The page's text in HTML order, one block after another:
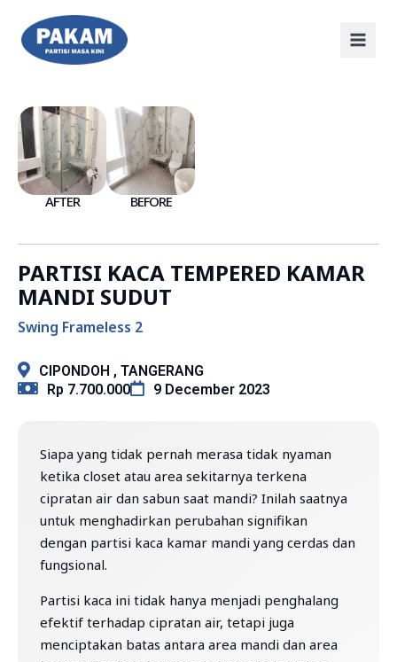
AFTER BEFORE
PARTISI KACA TEMPERED KAMAR
MANDI SUDUT
Swing Frameless 2
CIPONDOH , TANGERANG
Rp 7.700.000
9 December 2023
Siapa yang tidak pernah merasa tidak nyaman
ketika closet atau area sekitarnya terkena
cipratan air dan sabun saat mandi? Inilah saatnya
untuk menghadirkan perubahan signifikan
dengan partisi kaca kamar mandi yang cerdas dan
fungsional.
Partisi kaca ini tidak hanya menjadi penghalang
efektif terhadap cipratan air, tetapi juga
menciptakan batas antara area mandi dan area